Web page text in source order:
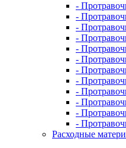
-
-
-
-
-
-
-
-
-
-
-
-
Расходные